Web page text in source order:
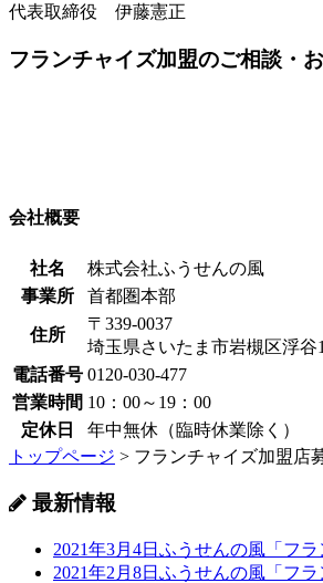
代表取締役 伊藤憲正
フランチャイズ加盟のご相談・
会社概要
社名
株式会社ふうせんの風
事業所
首都圏本部
住所
〒339-0037
埼玉県さいたま市岩槻区浮谷
電話番号 0120-030-477
営業時間 10：00～19：00
定休日
年中無休（臨時休業除く）
トップページ > フランチャイズ加盟店
最新情報
2021年3月4日 ふうせんの風「フラ
2021年2月8日 ふうせんの風「フラ